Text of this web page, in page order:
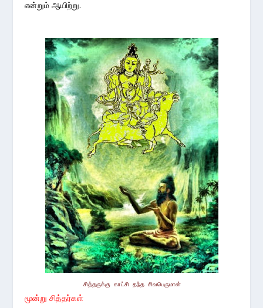
என்றும் ஆயிற்று.
சித்தருக்கு காட்சி தந்த சிவபெருமான்
மூன்று சித்தர்கள்